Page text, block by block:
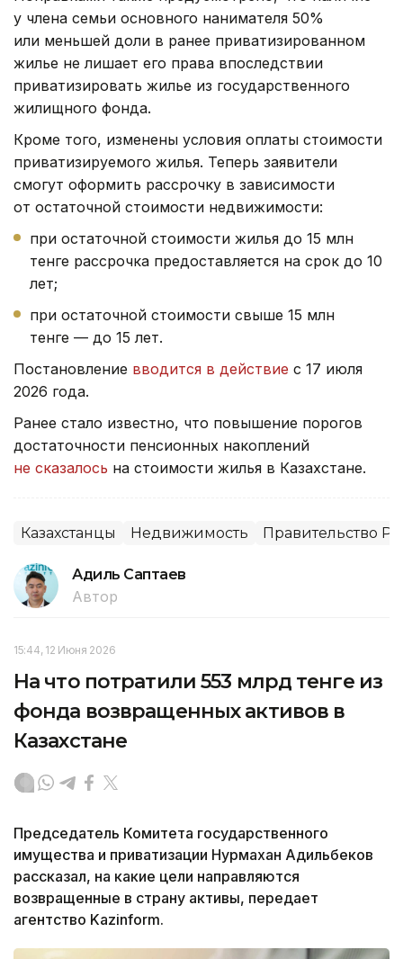
у члена семьи основного нанимателя 50%
или меньшей доли в ранее приватизированном
жилье не лишает его права впоследствии
приватизировать жилье из государственного
жилищного фонда.
Кроме того, изменены условия оплаты стоимости
приватизируемого жилья. Теперь заявители
смогут оформить рассрочку в зависимости
от остаточной стоимости недвижимости:
при остаточной стоимости жилья до 15 млн
тенге рассрочка предоставляется на срок до 10
лет;
при остаточной стоимости свыше 15 млн
тенге — до 15 лет.
Постановление вводится в действие с 17 июля
2026 года.
Ранее стало известно, что повышение порогов
достаточности пенсионных накоплений
не сказалось на стоимости жилья в Казахстане.
Казахстанцы Недвижимость Правительство РК
Адиль Саптаев
Автор
15:44, 12 Июня 2026
На что потратили 553 млрд тенге из
фонда возвращенных активов в
Казахстане
Председатель Комитета государственного
имущества и приватизации Нурмахан Адильбеков
рассказал, на какие цели направляются
возвращенные в страну активы, передает
агентство Kazinform.